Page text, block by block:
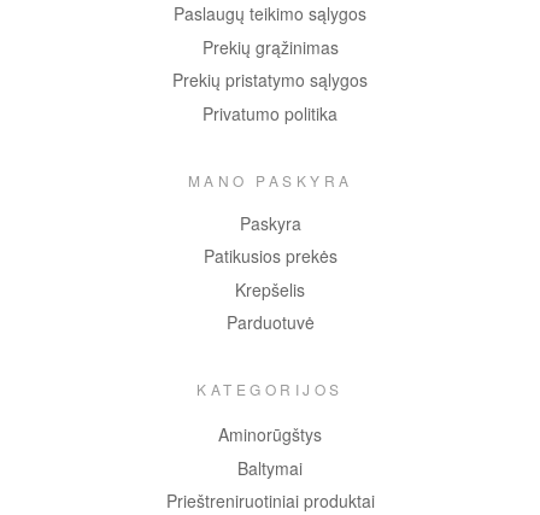
Paslaugų teikimo sąlygos
Prekių grąžinimas
Prekių pristatymo sąlygos
Privatumo politika
MANO PASKYRA
Paskyra
Patikusios prekės
Krepšelis
Parduotuvė
KATEGORIJOS
Aminorūgštys
Baltymai
Prieštreniruotiniai produktai